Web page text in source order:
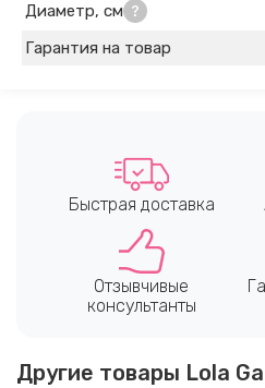
Диаметр, см
Гарантия на товар
Быстрая доставка
Отзывчивые
консультанты
Другие товары Lola